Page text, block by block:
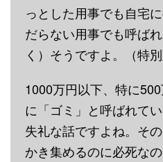
っとした用事でも自宅
だらない用事でも呼ば
く）そうですよ。（特
1000万円以下、特に500
に「ゴミ」と呼ばれて
失礼な話ですよね。そ
かき集めるのに必死な